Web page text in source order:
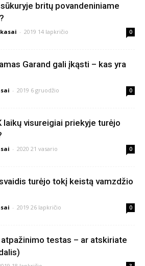
britų povandeniniame
- 2019 14 lapkričio 0
Garand gali įkąsti – kas yra
- 2019 6 gruodžio 0
laikų visureigiai priekyje turėjo
- 2020 21 vasario 0
turėjo tokį keistą vamzdžio
- 2019 26 lapkričio 0
testas – ar atskiriate